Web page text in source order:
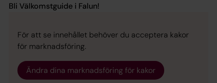
Bli Välkomstguide i Falun!
För att se innehållet behöver du acceptera kakor
för marknadsföring.
Ändra dina marknadsföring för kakor